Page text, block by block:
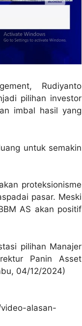
Rudiyanto
pilihan investor
imbal hasil yang
untuk semakin
proteksionisme
pasar. Meski
AS akan positif
pilihan Manajer
Panin Asset
04/12/2024)
alasan-